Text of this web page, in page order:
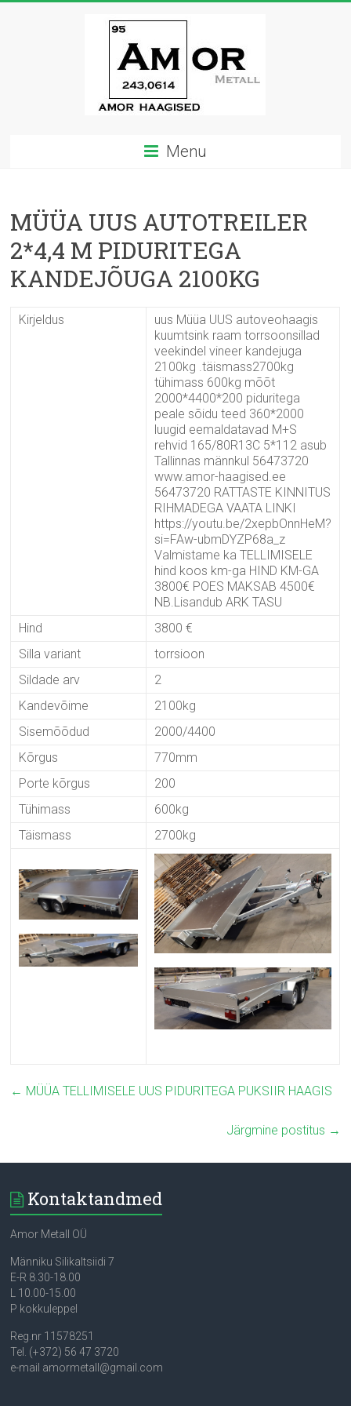
Menu
MÜÜA UUS AUTOTREILER
2*4,4 M PIDURITEGA
KANDEJÕUGA 2100KG
Kirjeldus
uus Müüa UUS autoveohaagis
kuumtsink raam torrsoonsillad
veekindel vineer kandejuga
2100kg .täismass2700kg
tühimass 600kg mõõt
2000*4400*200 piduritega
peale sõidu teed 360*2000
luugid eemaldatavad M+S
rehvid 165/80R13C 5*112 asub
Tallinnas männkul 56473720
www.amor-haagised.ee
56473720 RATTASTE KINNITUS
RIHMADEGA VAATA LINKI
https://youtu.be/2xepbOnnHeM?
si=FAw-ubmDYZP68a_z
Valmistame ka TELLIMISELE
hind koos km-ga HIND KM-GA
3800€ POES MAKSAB 4500€
NB.Lisandub ARK TASU
Hind
3800 €
Silla variant
torrsioon
Sildade arv
2
Kandevõime
2100kg
Sisemõõdud
2000/4400
Kõrgus
770mm
Porte kõrgus
200
Tühimass
600kg
Täismass
2700kg
← MÜÜA TELLIMISELE UUS PIDURITEGA PUKSIIR HAAGIS
Järgmine postitus →
Kontaktandmed
Amor Metall OÜ
Männiku Silikaltsiidi 7
E-R 8.30-18.00
L 10.00-15.00
P kokkuleppel
Reg.nr 11578251
Tel. (+372) 56 47 3720
e-mail amormetall@gmail.com